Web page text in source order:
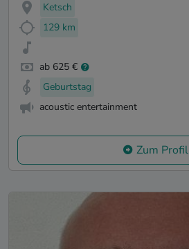
Ketsch
129 km
ab 625 €
Geburtstag
acoustic entertainment
Zum Profil